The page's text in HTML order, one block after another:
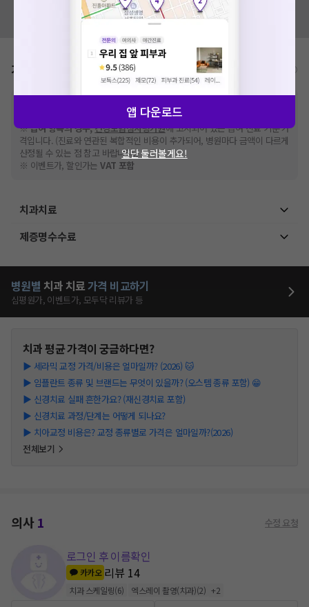
혹시 잘못된 병원정보가 있나요?
모두닥 팀에 알려주세요!
가격표 비급여/급여 진료란?
추가비용 등으로 실제 가격과 상이할 수 있으니, 정확
한 가격은 해당 의료기관에 직접 문의해주세요.
※급여 항목의 경우,건강보험심사평가원에 고지되어 있는 급여 진료 기준 가
격입니다. (진료와 연관된 복합적인 비용이 추가되어, 병원마다 금액이 다르게
산정될 수 있는 점 참고 바랍니다.)
※ 이벤트가, 할인가는VAT 포함
치과치료
제증명수수료
병원별 치과 치료가격 비교하기
심평원가, 이벤트가, 모두닥 리뷰가 등
치과평균 가격이 궁금하다면?
▶ 세라믹 교정 가격/비용은 얼마일까? (2026) 🐱
▶ 임플란트 종류 및 브랜드는 무엇이 있을까? (오스템 종류 포함) 😁
▶ 신경치료 실패 흔한가요? (재신경치료 포함)
▶ 신경치료 과정/단계는 어떻게 되나요?
▶ 치아교정 비용은? 교정 종류별로 가격은 얼마일까?(2026)
전체보기
의사1 수정 요청
로그인 후 이름확인
카카오 리뷰 14
치과 스케일링(6) 엑스레이 촬영(치과)(2) +2
앱 다운로드
일단 둘러볼게요!